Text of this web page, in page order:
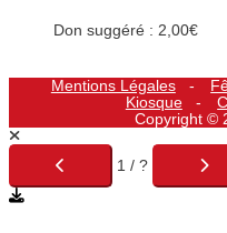
Don suggéré : 2,00€
Mentions Légales
Kiosque
Copyright ©
1 / ?